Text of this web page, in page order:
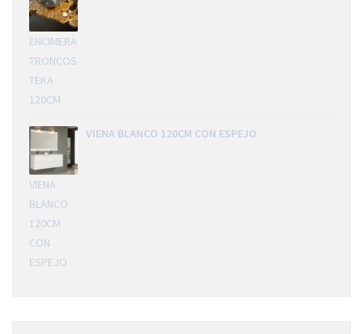
ENCIMERA
TRONCOS
TEKA
120CM
VIENA
BLANCO
120CM
CON
ESPEJO
VIENA BLANCO 120CM CON ESPEJO